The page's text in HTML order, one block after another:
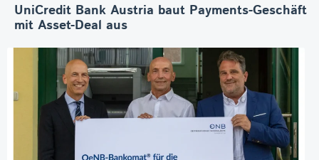
UniCredit Bank Austria baut Payments-Geschäft
mit Asset-Deal aus